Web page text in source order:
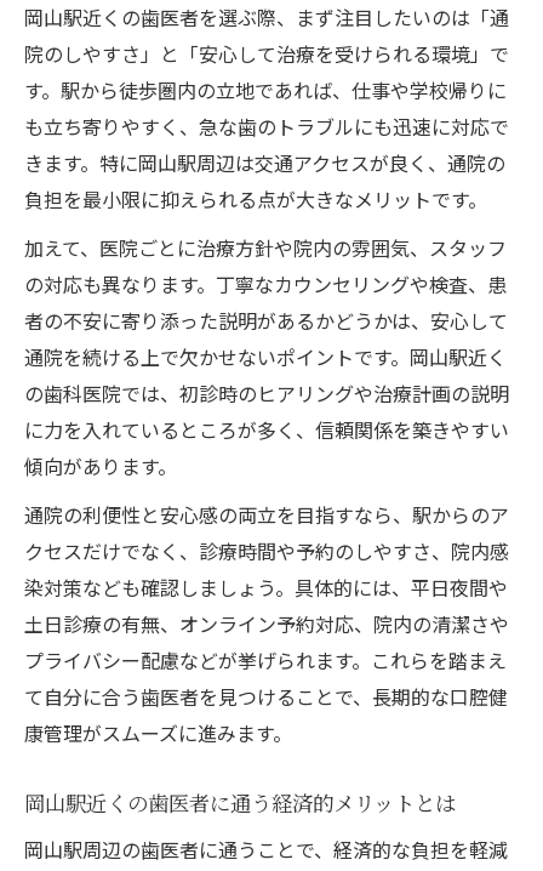
な理由
歯医者選びはアクセスの良さと評判の両立
が重要
近い歯医者で受けられる定期検診と予防歯
科の魅力
するコツ
口コミ比較で自分に合う駅近歯医者を見つ
ける方法
通いやすさ重視なら岡山駅周辺の歯医者へ
歯医者通院が続けやすい岡山駅近の魅力を
解説
駅から近い歯医者で無理なく健康管理を実
現
駅近歯医者の診療時間や予約対応の柔軟性
に注目
歯医者のアクセスと口コミで選ぶ医院の特
徴
急な症状にも対応可能な駅近歯医者の利点
歯医者の治療実績と駅近のアクセス性を両
方確認
岡山駅近くの歯医者を選ぶ際、まず注目したいのは「通
院のしやすさ」と「安心して治療を受けられる環境」で
す。駅から徒歩圏内の立地であれば、仕事や学校帰りに
も立ち寄りやすく、急な歯のトラブルにも迅速に対応で
きます。特に岡山駅周辺は交通アクセスが良く、通院の
負担を最小限に抑えられる点が大きなメリットです。
加えて、医院ごとに治療方針や院内の雰囲気、スタッフ
の対応も異なります。丁寧なカウンセリングや検査、患
者の不安に寄り添った説明があるかどうかは、安心して
通院を続ける上で欠かせないポイントです。岡山駅近く
の歯科医院では、初診時のヒアリングや治療計画の説明
に力を入れているところが多く、信頼関係を築きやすい
傾向があります。
通院の利便性と安心感の両立を目指すなら、駅からのア
クセスだけでなく、診療時間や予約のしやすさ、院内感
染対策なども確認しましょう。具体的には、平日夜間や
土日診療の有無、オンライン予約対応、院内の清潔さや
プライバシー配慮などが挙げられます。これらを踏まえ
て自分に合う歯医者を見つけることで、長期的な口腔健
康管理がスムーズに進みます。
岡山駅近くの歯医者に通う経済的メリットとは
岡山駅周辺の歯医者に通うことで、経済的な負担を軽減